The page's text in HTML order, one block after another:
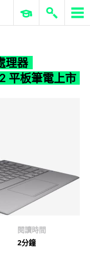
ERP 與商業 AI
理器
平板筆電上市
閱讀時間
2分鐘